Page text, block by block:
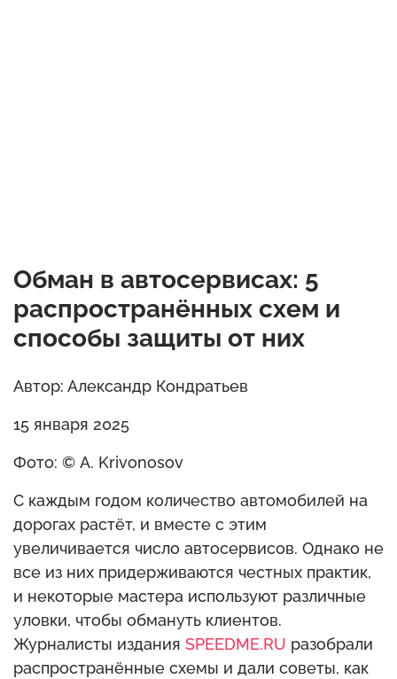
Обман в автосервисах: 5
распространённых схем и
способы защиты от них
Автор: Александр Кондратьев
15 января 2025
Фото: © A. Krivonosov
С каждым годом количество автомобилей на
дорогах растёт, и вместе с этим
увеличивается число автосервисов. Однако не
все из них придерживаются честных практик,
и некоторые мастера используют различные
уловки, чтобы обмануть клиентов.
Журналисты издания SPEEDME.RU разобрали
распространённые схемы и дали советы, как